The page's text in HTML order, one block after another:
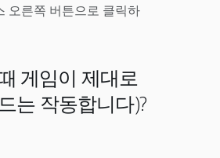
오른쪽 버튼으로 클릭하
게임이 제대로
는 작동합니다)?